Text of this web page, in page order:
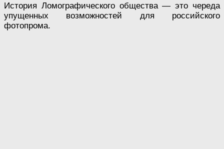
История Ломографического общества — это череда
упущенных возможностей для российского
фотопрома.